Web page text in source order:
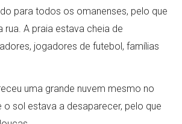
para todos os omanenses, pelo que
A praia estava cheia de
jogadores de futebol, famílias
uma grande nuvem mesmo no
sol estava a desaparecer, pelo que